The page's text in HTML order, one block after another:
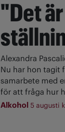
"Det
Alexandra
Nu har hon tagit
samarbete med
för att fråga hur
Alkohol 5 augusti